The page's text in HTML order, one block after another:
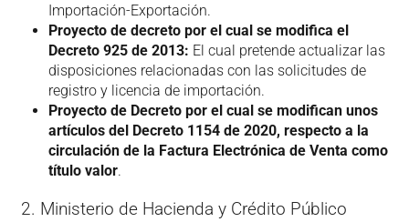
Importación-Exportación.
Proyecto de decreto por el cual se modifica el
Decreto 925 de 2013: El cual pretende actualizar las
disposiciones relacionadas con las solicitudes de
registro y licencia de importación.
Proyecto de Decreto por el cual se modifican unos
artículos del Decreto 1154 de 2020, respecto a la
circulación de la Factura Electrónica de Venta como
título valor.
2. Ministerio de Hacienda y Crédito Público